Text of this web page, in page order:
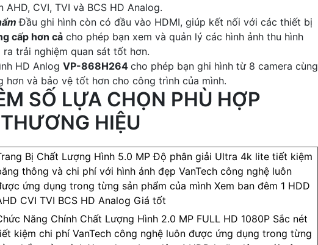
CVI, TVI và BCS HD Analog.
Đầu ghi hình còn có đầu vào HDMI, giúp kết nối với các thiết bị
cấp hơn cả cho phép bạn xem và quản lý các hình ảnh thu hình
trải nghiệm quan sát tốt hơn.
HD Anlog VP-868H264 cho phép bạn ghi hình từ 8 camera cùng
hơn và bảo vệ tốt hơn cho công trình của mình.
SỐ LỰA CHỌN PHÙ HỢP
HIỆU
Bị Chất Lượng Hình 5.0 MP Độ phân giải Ultra 4k lite tiết kiệm
thông và chi phí với hình ảnh đẹp VanTech công nghệ luôn
ứng dụng trong từng sản phẩm của mình Xem ban đêm 1 HDD
CVI TVI BCS HD Analog Giá tốt
Năng Chính Chất Lượng Hình 2.0 MP FULL HD 1080P Sắc nét
kiệm chi phí VanTech công nghệ luôn được ứng dụng trong từng